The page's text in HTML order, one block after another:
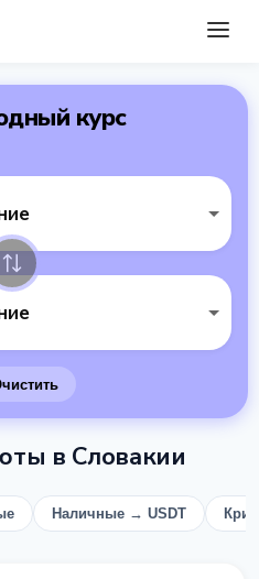
курс
в Словакии
Наличные → USDT